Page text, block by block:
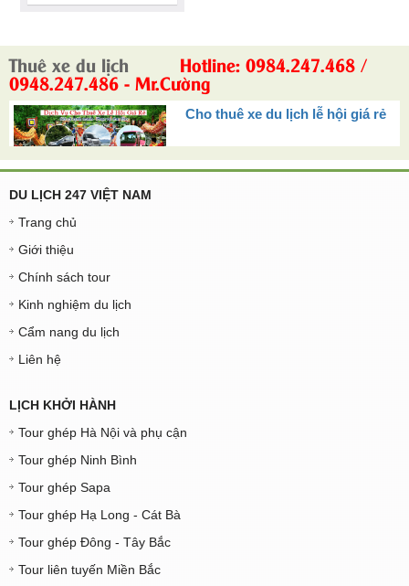
Thuê xe du lịch Hotline: 0984.247.468 /
0948.247.486 - Mr.Cường
Cho thuê xe du lịch lễ hội giá rẻ
DU LỊCH 247 VIỆT NAM
Trang chủ
Giới thiệu
Chính sách tour
Kinh nghiệm du lịch
Cẩm nang du lịch
Liên hệ
LỊCH KHỞI HÀNH
Tour ghép Hà Nội và phụ cận
Tour ghép Ninh Bình
Tour ghép Sapa
Tour ghép Hạ Long - Cát Bà
Tour ghép Đông - Tây Bắc
Tour liên tuyến Miền Bắc